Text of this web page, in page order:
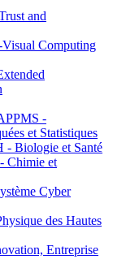
and
Computing
-
et Statistiques
Biologie et Santé
Chimie et
Cyber
des Hautes
Entreprise